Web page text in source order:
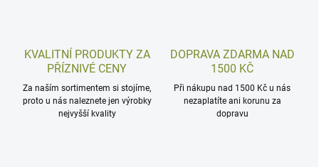
KVALITNÍ PRODUKTY ZA
PŘÍZNIVÉ CENY
Za naším sortimentem si stojíme,
proto u nás naleznete jen výrobky
nejvyšší kvality
DOPRAVA ZDARMA NAD
1500 KČ
Při nákupu nad 1500 Kč u nás
nezaplatíte ani korunu za
dopravu